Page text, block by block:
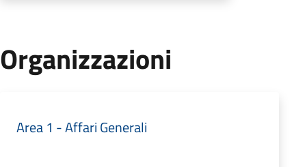
Organizzazioni
Area 1 - Affari Generali